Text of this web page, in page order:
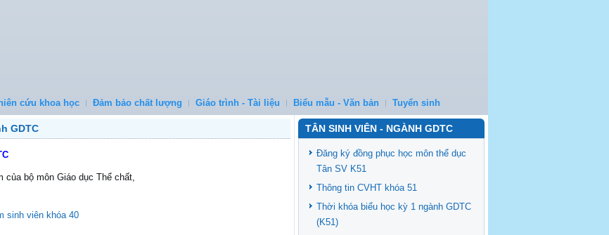
cứu khoa học Đảm bảo chất lượng Giáo trình - Tài liệu Biểu mẫu - Văn bản Tuyển sinh
GDTC
bộ môn Giáo dục Thể chất,
sinh viên khóa 40
TÂN SINH VIÊN - NGÀNH GDTC
Đăng ký đồng phục học môn thể dục
Tân SV K51
Thông tin CVHT khóa 51
Thời khóa biểu học kỳ 1 ngành GDTC
(K51)